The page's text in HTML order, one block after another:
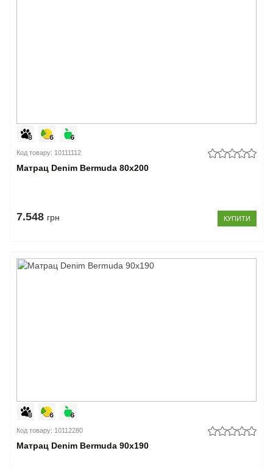
Код товару: 10111112
Матрац Denim Bermuda 80x200
7.548 грн КУПИТИ
Код товару: 10112280
Матрац Denim Bermuda 90x190